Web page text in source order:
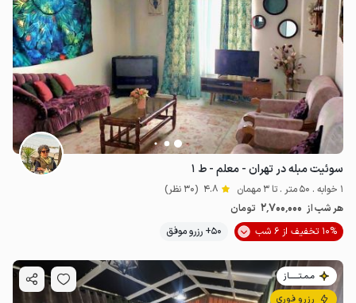
سوئیت مبله در تهران - معلم - ط ۱
1 خوابه . 50 متر . تا 3 مهمان 4.8 (30 نظر)
هر شب از 2٬700٬000 تومان
10% تخفیف از 6 شب
50+ رزرو موفق
مـمـتــــــاز
رزرو فوری